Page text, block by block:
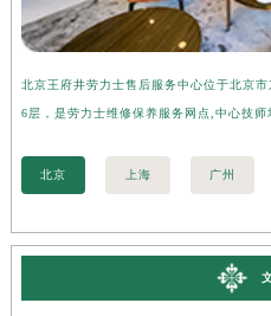
北京王府井劳力士售后服务中心位于北京
6层，是劳力士维修保养服务网点,中心技
北京 上海 广州